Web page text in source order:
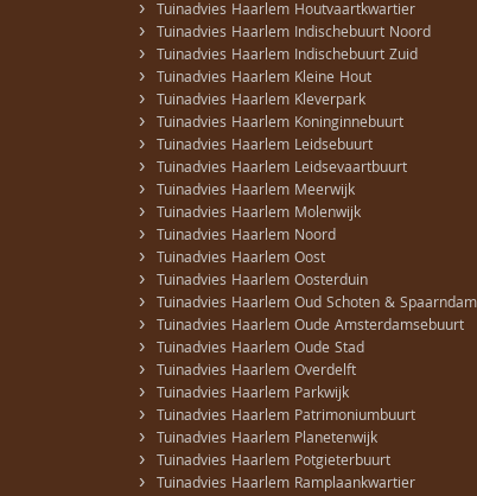
› Tuinadvies Haarlem Houtvaartkwartier
› Tuinadvies Haarlem Indischebuurt Noord
› Tuinadvies Haarlem Indischebuurt Zuid
› Tuinadvies Haarlem Kleine Hout
› Tuinadvies Haarlem Kleverpark
› Tuinadvies Haarlem Koninginnebuurt
› Tuinadvies Haarlem Leidsebuurt
› Tuinadvies Haarlem Leidsevaartbuurt
› Tuinadvies Haarlem Meerwijk
› Tuinadvies Haarlem Molenwijk
› Tuinadvies Haarlem Noord
› Tuinadvies Haarlem Oost
› Tuinadvies Haarlem Oosterduin
› Tuinadvies Haarlem Oud Schoten & Spaarndam
› Tuinadvies Haarlem Oude Amsterdamsebuurt
› Tuinadvies Haarlem Oude Stad
› Tuinadvies Haarlem Overdelft
› Tuinadvies Haarlem Parkwijk
› Tuinadvies Haarlem Patrimoniumbuurt
› Tuinadvies Haarlem Planetenwijk
› Tuinadvies Haarlem Potgieterbuurt
› Tuinadvies Haarlem Ramplaankwartier